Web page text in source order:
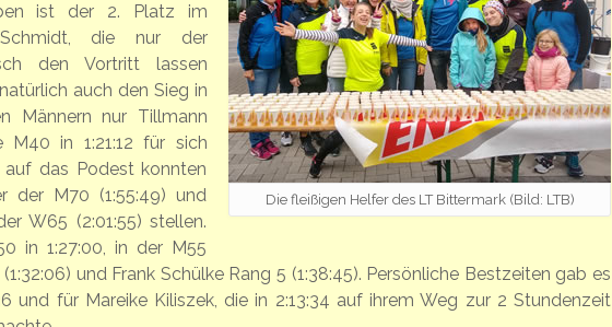
Die fleißigen Helfer des LT Bittermark (Bild: LTB)
ist der 2. Platz im
die nur der
den Vortritt lassen
auch den Sieg in
Männern nur Tillmann
in 1:21:12 für sich
das Podest konnten
der M70 (1:55:49) und
W65 (2:01:55) stellen.
in 1:27:00, in der M55
und Frank Schülke Rang 5 (1:38:45). Persönliche Bestzeiten gab es
und für Mareike Kiliszek, die in 2:13:34 auf ihrem Weg zur 2 Stundenzeit